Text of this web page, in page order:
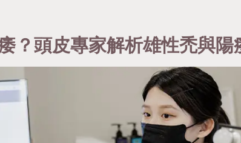
？頭皮專家解析雄性禿與陽